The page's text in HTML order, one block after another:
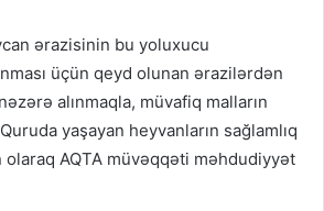
ərazisinin bu yoluxucu
üçün qeyd olunan ərazilərdən
alınmaqla, müvafiq malların
yaşayan heyvanların sağlamlıq
olaraq AQTA müvəqqəti məhdudiyyət